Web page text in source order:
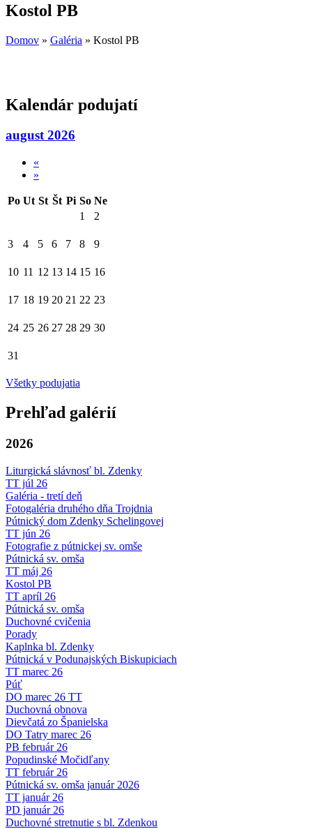
Kostol PB
Domov » Galéria » Kostol PB
Kalendár podujatí
august 2026
«
»
Po Ut St Št Pi So Ne
1
2
3 4 5 6 7 8 9
10 11 12 13 14 15 16
17 18 19 20 21 22 23
24 25 26 27 28 29 30
31
Všetky podujatia
Prehľad galérií
2026
Liturgická slávnosť bl. Zdenky
TT júl 26
Galéria - tretí deň
Fotogaléria druhého dňa Trojdnia
Pútnický dom Zdenky Schelingovej
TT jún 26
Fotografie z pútnickej sv. omše
Pútnická sv. omša
TT máj 26
Kostol PB
TT apríl 26
Pútnická sv. omša
Duchovné cvičenia
Porady
Kaplnka bl. Zdenky
Pútnická v Podunajských Biskupiciach
TT marec 26
Púť
DO marec 26 TT
Duchovná obnova
Dievčatá zo Španielska
DO Tatry marec 26
PB február 26
Popudinské Močidľany
TT február 26
Pútnická sv. omša január 2026
TT január 26
PD január 26
Duchovné stretnutie s bl. Zdenkou